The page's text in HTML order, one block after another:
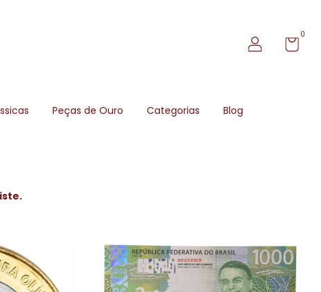
0
Peças de Ouro Categorias Blog